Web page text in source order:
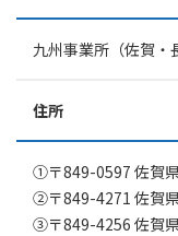
九州事業所（佐賀
住所
①〒849-0597 佐賀
②〒849-4271 佐賀
③〒849-4256 佐賀